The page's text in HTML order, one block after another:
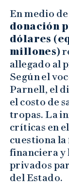
En medio
donación
dólares
millones)
allegado al
Según el
Parnell, el
el costo de
tropas. La
críticas en
cuestiona
financiera y
privados
del Estado.